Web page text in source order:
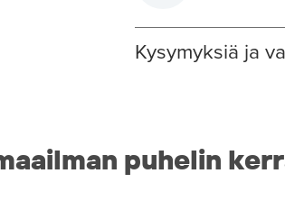
Kysymyksiä ja
puhelin